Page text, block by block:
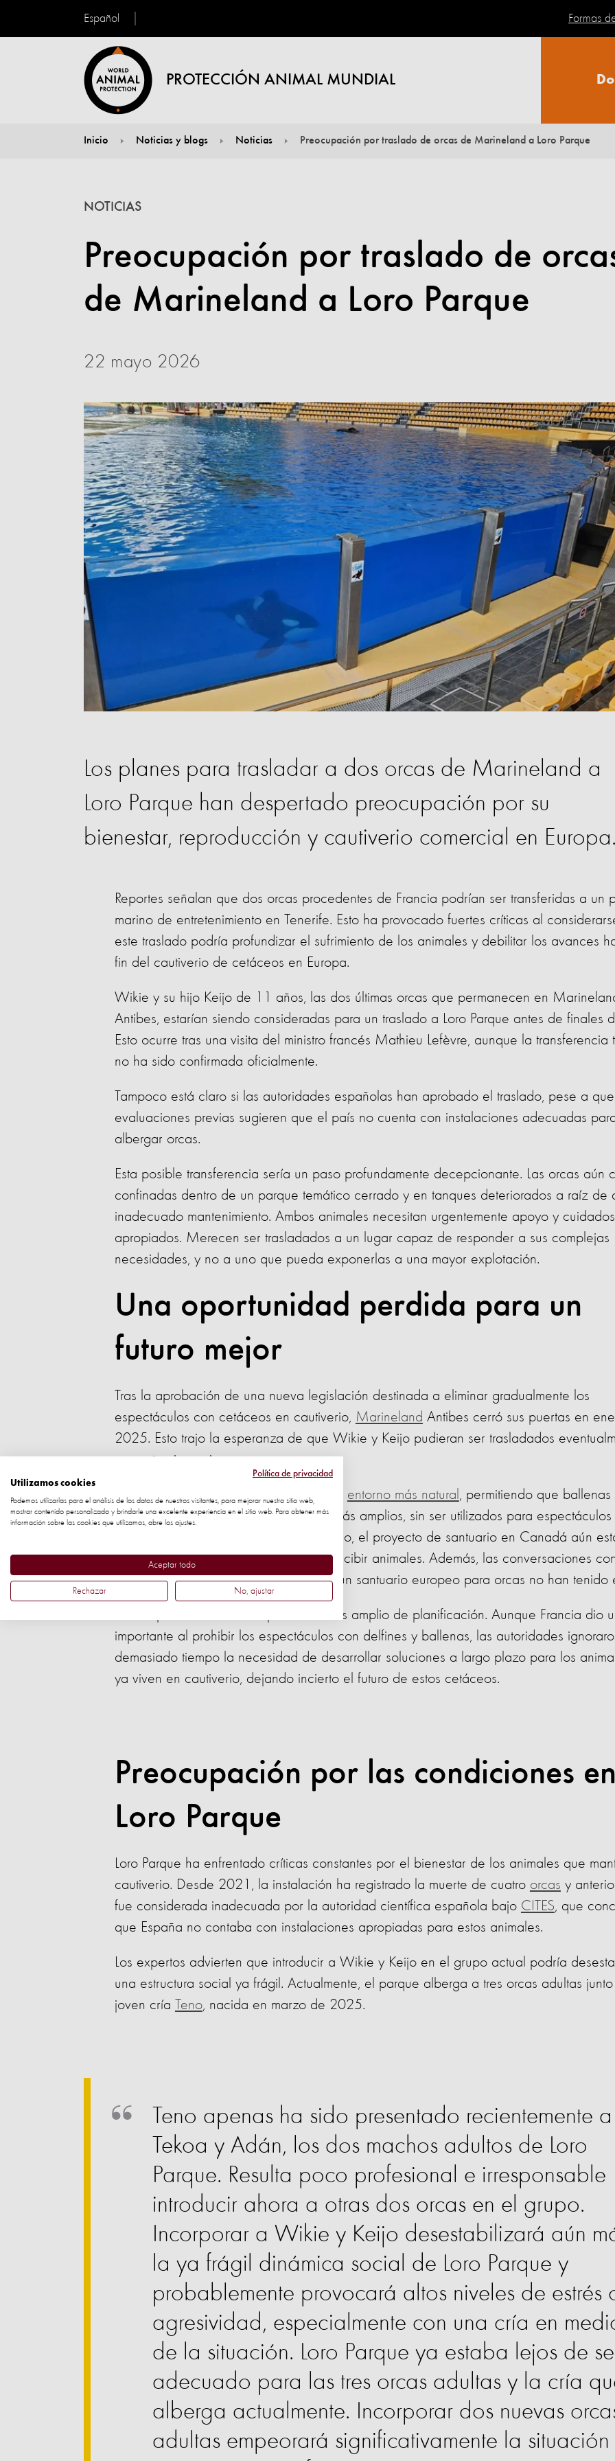
Español
PROTECCIÓN ANIMAL MUNDIAL
Formas
Inicio Noticias y blogs Noticias Preocupación por traslado de orcas de Marineland a Loro Parque
Preocupación por traslado de
de Marineland a Loro Parque
NOTICIAS
22 mayo 2026
Los planes para trasladar a dos orcas de Marineland a
Loro Parque han despertado preocupación por su
bienestar, reproducción y cautiverio comercial en Europa.
Reportes señalan que dos orcas procedentes de Francia podrían ser transferidas a un
marino de entretenimiento en Tenerife. Esto ha provocado fuertes críticas al
este traslado podría profundizar el sufrimiento de los animales y debilitar los avances
fin del cautiverio de cetáceos en Europa.
Wikie y su hijo Keijo de 11 años, las dos últimas orcas que permanecen en
Antibes, estarían siendo consideradas para un traslado a Loro Parque antes de finales
Esto ocurre tras una visita del ministro francés Mathieu Lefèvre, aunque la transferencia
no ha sido confirmada oficialmente.
Tampoco está claro si las autoridades españolas han aprobado el traslado, pese a que
evaluaciones previas sugieren que el país no cuenta con instalaciones adecuadas
albergar orcas.
Esta posible transferencia sería un paso profundamente decepcionante. Las orcas aún
confinadas dentro de un parque temático cerrado y en tanques deteriorados a raíz de
inadecuado mantenimiento. Ambos animales necesitan urgentemente apoyo y cuidados
apropiados. Merecen ser trasladados a un lugar capaz de responder a sus complejas
necesidades, y no a uno que pueda exponerlas a una mayor explotación.
Una oportunidad perdida para un
futuro mejor
Tras la aprobación de una nueva legislación destinada a eliminar gradualmente los
espectáculos con cetáceos en cautiverio, Marineland Antibes cerró sus puertas en
2025. Esto trajo la esperanza de que Wikie y Keijo pudieran ser trasladados
un santuario marino.
Este tipo de santuarios busca ofrecer un entorno más natural , permitiendo que ballenas
delfines vivan en espacios oceánicos más amplios, sin ser utilizados para espectáculos
programas de reproducción. Sin embargo, el proyecto de santuario en Canadá aún
desarrollo y todavía no está listo para recibir animales. Además, las conversaciones
gobierno francés sobre la creación de un santuario europeo para orcas no han tenido
Esto deja en evidencia un problema más amplio de planificación. Aunque Francia dio
importante al prohibir los espectáculos con delfines y ballenas, las autoridades
demasiado tiempo la necesidad de desarrollar soluciones a largo plazo para los
ya viven en cautiverio, dejando incierto el futuro de estos cetáceos.
Preocupación por las condiciones en
Loro Parque
Loro Parque ha enfrentado críticas constantes por el bienestar de los animales que
cautiverio. Desde 2021, la instalación ha registrado la muerte de cuatro orcas y
fue considerada inadecuada por la autoridad científica española bajo CITES, que
que España no contaba con instalaciones apropiadas para estos animales.
Los expertos advierten que introducir a Wikie y Keijo en el grupo actual podría
una estructura social ya frágil. Actualmente, el parque alberga a tres orcas adultas
joven cría
Teno, nacida en marzo de 2025.
Teno apenas ha sido presentado recientemente a
Tekoa y Adán, los dos machos adultos de Loro
Parque. Resulta poco profesional e irresponsable
introducir ahora a otras dos orcas en el grupo.
Incorporar a Wikie y Keijo desestabilizará aún
la ya frágil dinámica social de Loro Parque y
probablemente provocará altos niveles de estrés
agresividad, especialmente con una cría en
de la situación. Loro Parque ya estaba lejos de
adecuado para las tres orcas adultas y la cría
alberga actualmente. Incorporar dos nuevas
adultas empeorará significativamente la situación
Política de privacidad
Utilizamos cookies
Podemos utilizarlas para el análisis de los datos de nuestros visitantes, para mejorar nuestro sitio web,
mostrar contenido personalizado y brindarle una excelente experiencia en el sitio web. Para obtener más
información sobre las cookies que utilizamos, abre los ajustes.
Aceptar todo
Rechazar No, ajustar